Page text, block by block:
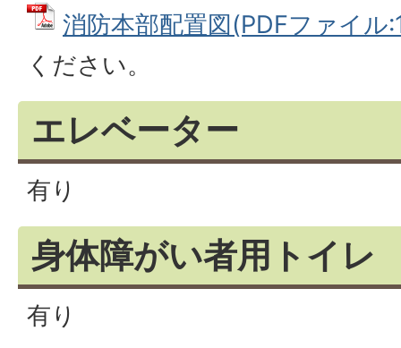
消防本部配置図(PDFファイル
ください。
エレベーター
有り
身体障がい者用トイレ
有り